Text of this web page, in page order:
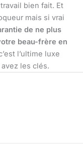
bien fait. Et
mais si vrai
de ne plus
beau-frère en
l’ultime luxe
les clés.